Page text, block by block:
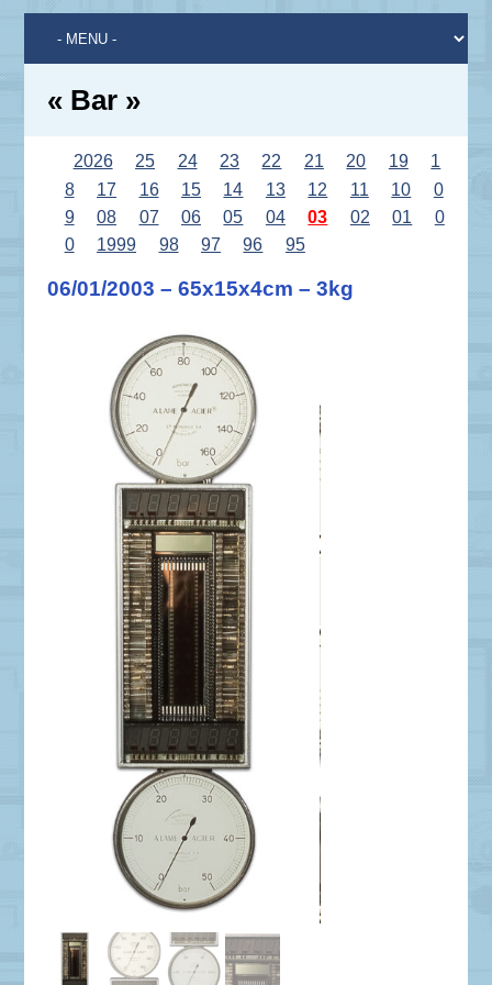
« Bar »
2026 25 24 23 22 21 20 19
1
8
17 16 15 14 13 12 11 10
0
9
08 07 06 05 04 03 02 01
0
0
1999 98 97 96 95
06/01/2003 – 65x15x4cm – 3kg